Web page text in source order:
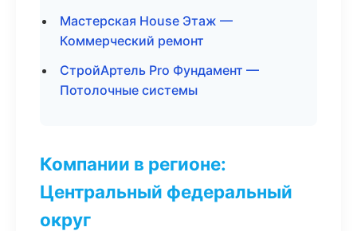
Мастерская House Этаж —
Коммерческий ремонт
СтройАртель Pro Фундамент —
Потолочные системы
Компании в регионе:
Центральный федеральный
округ